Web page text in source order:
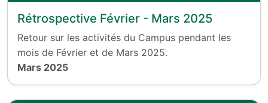
Rétrospective Février - Mars 2025
Retour sur les activités du Campus pendant les
mois de Février et de Mars 2025.
Mars 2025